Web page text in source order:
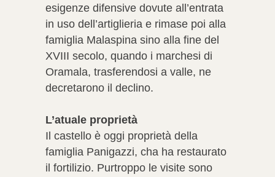
esigenze difensive dovute all’entrata
in uso dell’artiglieria e rimase poi alla
famiglia Malaspina sino alla fine del
XVIII secolo, quando i marchesi di
Oramala, trasferendosi a valle, ne
decretarono il declino.
L’atuale proprietà
Il castello è oggi proprietà della
famiglia Panigazzi, cha ha restaurato
il fortilizio. Purtroppo le visite sono